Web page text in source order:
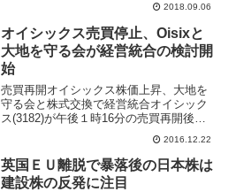
え「ニュートラル」へ引き下げた。アナ
2018.09.06
オイシックス売買停止、Oisixと
大地を守る会が経営統合の検討開
始
売買再開オイシックス株価上昇、大地を
守る会と株式交換で経営統合オイシック
ス(3182)が午後１時16分の売買再開後に
カイ気配スタートし急伸。午後１時25分
現在、前日比243円（11.5％）高の2360円
まで買われている。同社はきょうの午後
１...
2016.12.22
英国ＥＵ離脱で暴落後の日本株は
建設株の反発に注目